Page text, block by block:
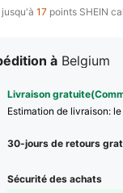
17 points SHEIN
à Belgium
Livraison
Estimation de livraison:
30-jours de retours
Sécurité des achats